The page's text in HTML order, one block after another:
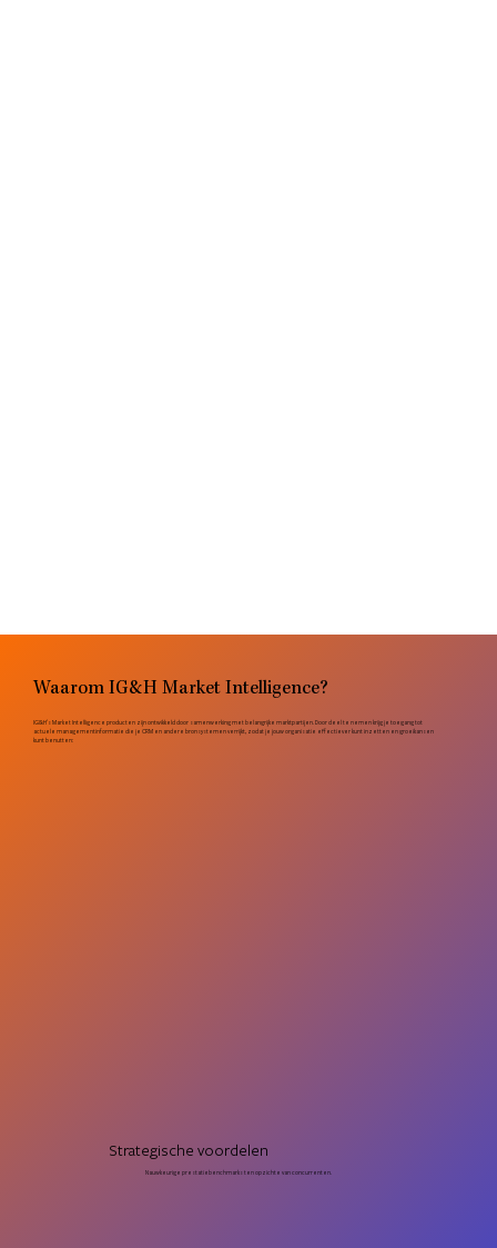
Strategische voordelen
Nauwkeurige prestatiebenchmarks ten opzichte van concurrenten.
Waarom IG&H Market Intelligence?
IG&H's Market Intelligence producten zijn ontwikkeld door samenwerking met belangrijke marktpartijen. Door deel te nemen krijg je toegang tot
actuele managementinformatie die je CRM en andere bronsystemen verrijkt, zodat je jouw organisatie effectiever kunt inzetten en groeikansen
kunt benutten: